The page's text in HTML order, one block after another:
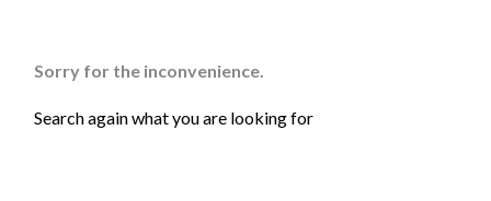
Sorry for the inconvenience.
Search again what you are looking for